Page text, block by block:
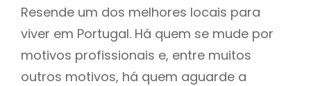
Resende um dos melhores locais para
viver em Portugal. Há quem se mude por
motivos profissionais e, entre muitos
outros motivos, há quem aguarde a